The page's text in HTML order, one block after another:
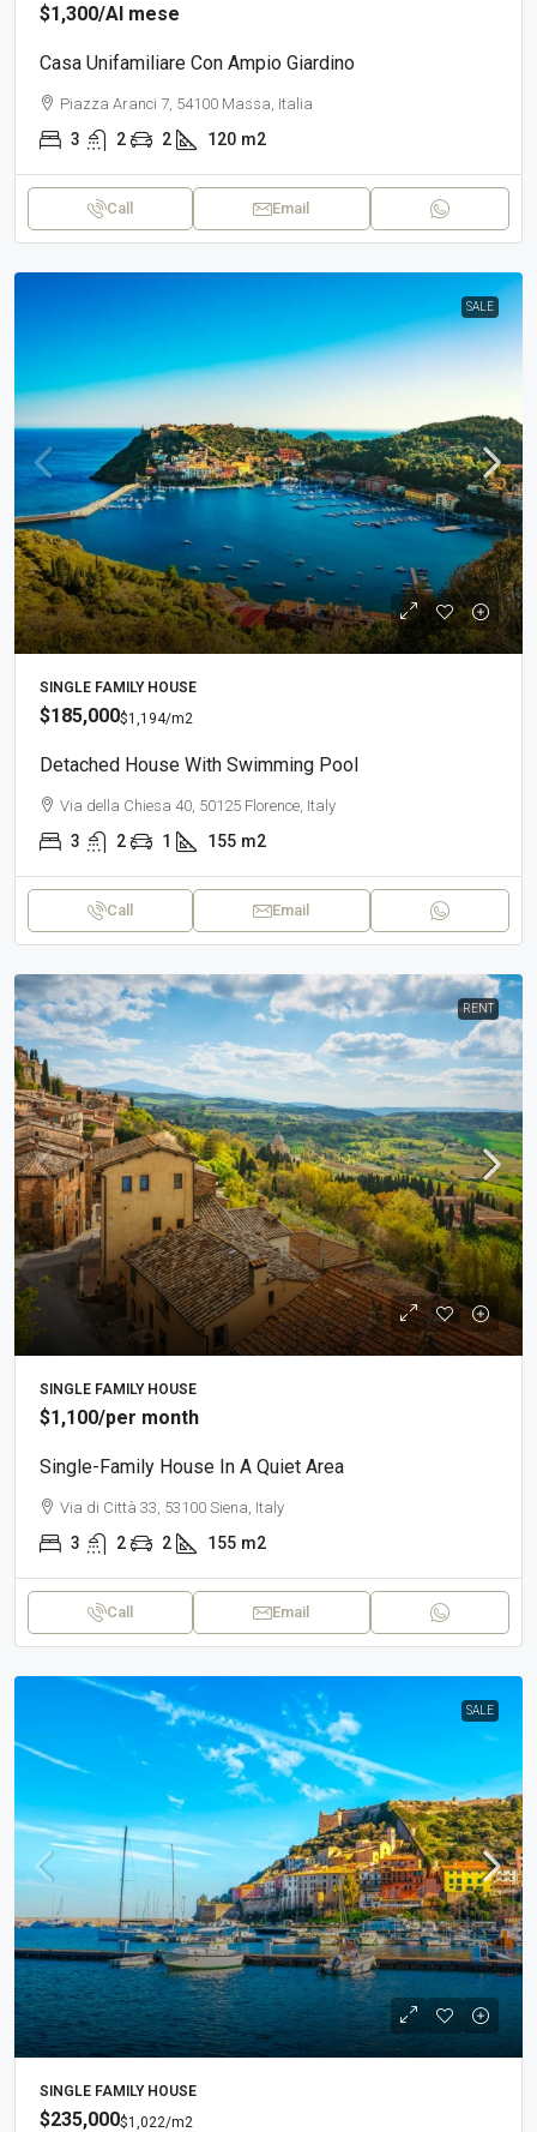
$1,300/Al mese
Casa Unifamiliare Con Ampio Giardino
Piazza Aranci 7, 54100 Massa, Italia
3 2 2 120 m2
Call Email
SALE
SINGLE FAMILY HOUSE
$185,000$1,194/m2
Detached House With Swimming Pool
Via della Chiesa 40, 50125 Florence, Italy
3 2 1 155 m2
Call Email
RENT
SINGLE FAMILY HOUSE
$1,100/per month
Single-Family House In A Quiet Area
Via di Città 33, 53100 Siena, Italy
3 2 2 155 m2
Call Email
SALE
SINGLE FAMILY HOUSE
$235,000$1,022/m2